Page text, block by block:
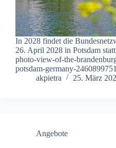
In 2028 findet die
26. April 2028 in Potsdam
photo-view-of-the-
potsdam-germany-
akpietra
25. März
Angebote